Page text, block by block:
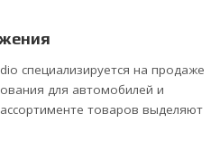
специализируется на продаже
для автомобилей и
товаров выделяют